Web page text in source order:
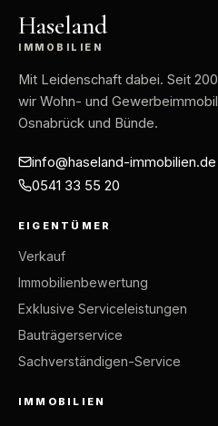
Haseland
IMMOBILIEN
Mit Leidenschaft dabei. Seit
wir Wohn- und
Osnabrück und Bünde.
info@haseland-immobilien.de
0541 33 55 20
EIGENTÜMER
Verkauf
Immobilienbewertung
Exklusive Serviceleistungen
Bauträgerservice
Sachverständigen-Service
IMMOBILIEN